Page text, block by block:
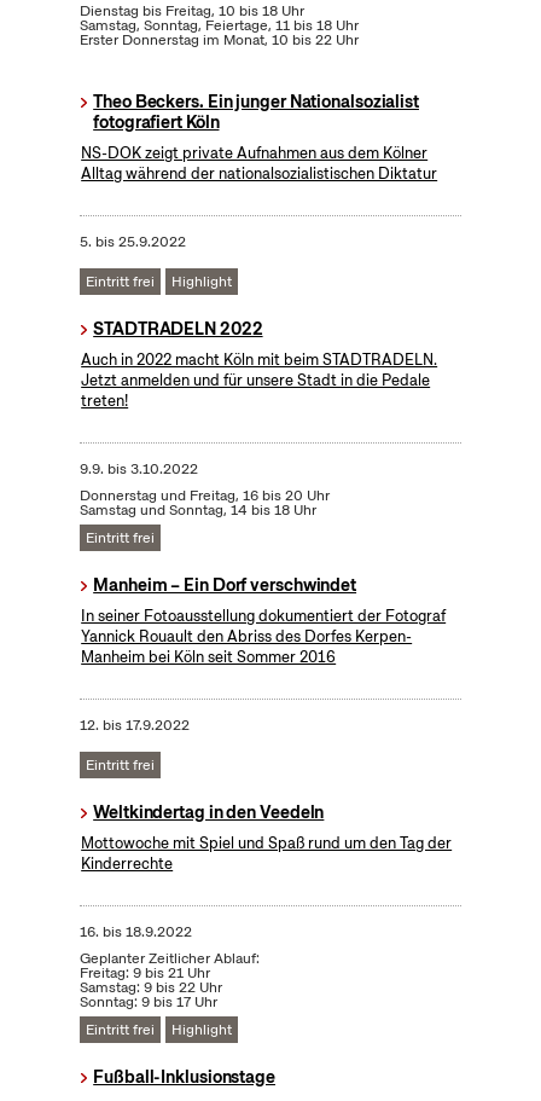
Dienstag bis Freitag, 10 bis 18 Uhr
Samstag, Sonntag, Feiertage, 11 bis 18 Uhr
Erster Donnerstag im Monat, 10 bis 22 Uhr
Theo Beckers. Ein junger Nationalsozialist
fotografiert Köln
NS-DOK zeigt private Aufnahmen aus dem Kölner
Alltag während der nationalsozialistischen Diktatur
5. bis25.9.2022
Eintritt frei Highlight
STADTRADELN 2022
Auch in 2022 macht Köln mit beim STADTRADELN.
Jetzt anmelden und für unsere Stadt in die Pedale
treten!
9.9. bis3.10.2022
Donnerstag und Freitag, 16 bis 20 Uhr
Samstag und Sonntag, 14 bis 18 Uhr
Eintritt frei
Manheim – Ein Dorf verschwindet
In seiner Fotoausstellung dokumentiert der Fotograf
Yannick Rouault den Abriss des Dorfes Kerpen-
Manheim bei Köln seit Sommer 2016
12. bis17.9.2022
Eintritt frei
Weltkindertag in den Veedeln
Mottowoche mit Spiel und Spaß rund um den Tag der
Kinderrechte
16. bis18.9.2022
Geplanter Zeitlicher Ablauf:
Freitag: 9 bis 21 Uhr
Samstag: 9 bis 22 Uhr
Sonntag: 9 bis 17 Uhr
Eintritt frei
Highlight
Fußball-Inklusionstage